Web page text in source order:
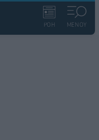
ΡΟΗ ΜΕΝΟΥ